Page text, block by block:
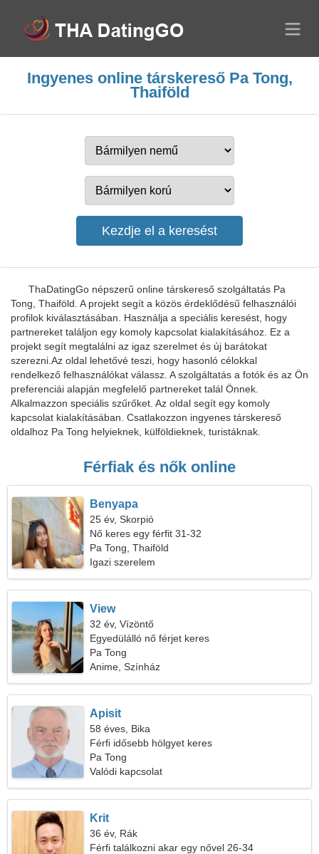
Ingyenes online társkereső Pa Tong,
Thaiföld
ThaDatingGo népszerű online társkereső szolgáltatás Pa
Tong, Thaiföld. A projekt segít a közös érdeklődésű felhasználói
profilok kiválasztásában. Használja a speciális keresést, hogy
partnereket találjon egy komoly kapcsolat kialakításához. Ez a
projekt segít megtalálni az igaz szerelmet és új barátokat
szerezni.Az oldal lehetővé teszi, hogy hasonló célokkal
rendelkező felhasználókat válassz. A szolgáltatás a fotók és az Ön
preferenciái alapján megfelelő partnereket talál Önnek.
Alkalmazzon speciális szűrőket. Az oldal segít egy komoly
kapcsolat kialakításában. Csatlakozzon ingyenes társkereső
oldalhoz Pa Tong helyieknek, külföldieknek, turistáknak.
Férfiak és nők online
Benyapa
25 év, Skorpió
Nő keres egy férfit 31-32
Pa Tong, Thaiföld
Igazi szerelem
View
32 év, Vízöntő
Egyedülálló nő férjet keres
Pa Tong
Anime, Színház
Apisit
58 éves, Bika
Férfi idősebb hölgyet keres
Pa Tong
Valódi kapcsolat
Krit
36 év, Rák
Férfi találkozni akar egy nővel 26-34